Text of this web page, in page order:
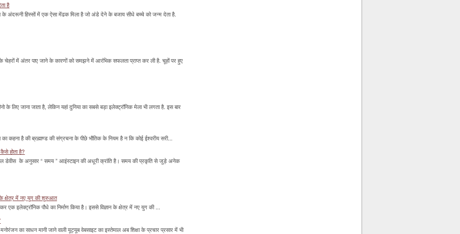
है
के अंदरूनी हिस्सों में एक ऐसा मेंढक मिला है जो अंडे देने के बजाय सीधे बच्चे को जन्म देता है.
चेहरों में अंतर पाए जाने के कारणों को समझने में आरंभिक सफलता प्राप्त कर ली है. चूहों पर हुए
लिए जाना जाता है, लेकिन यहां दुनिया का सबसे बड़ा इलेक्ट्रॉनिक मेला भी लगता है. इस बार
कहना है की ब्रह्माण्ड की संग्रचना के पीछे भौतिक के नियम है न कि कोई ईश्वरीय सरी...
होता है?
डेवीस के अनुसार “ समय ” आइंस्टाइन की अधूरी क्रांति है। समय की प्रकृति से जुड़े अनेक
के क्षेत्र में नए युग की शुरुआत
एक इलेक्ट्रॉनिक पौधे का निर्माण किया है। इससे विज्ञान के क्षेत्र में नए युग की ...
का साधन मानी जाने वाली यूट्यूब वेबसाइट का इस्तेमाल अब शिक्षा के प्रचार प्रसार में भी